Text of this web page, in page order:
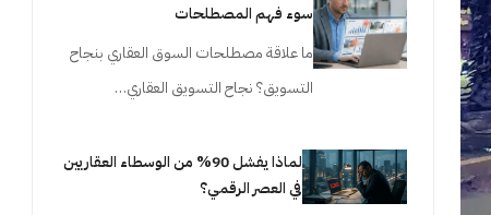
سوء فهم المصطلحات
ما علاقة مصطلحات السوق العقاري بنجاح
التسويق؟ نجاح التسويق العقاري…
لماذا يفشل 90% من الوسطاء العقاريين
في العصر الرقمي؟